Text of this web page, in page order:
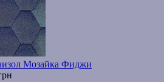
Мозайка Фиджи